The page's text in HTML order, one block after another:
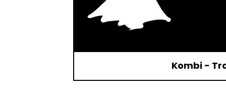
Kombi -